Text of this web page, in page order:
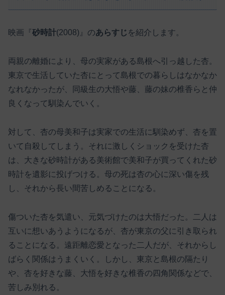
映画『砂時計(2008)』のあらすじ を紹介します。
両親の離婚により、母の実家がある島根へ引っ越した杏。
東京で生活していた杏にとって島根での暮らしはなかなか
なれなかったが、同級生の大悟や藤、藤の妹の椎香らと仲
良くなって馴染んでいく。
対して、杏の母美和子は実家での生活に馴染めず、杏を置
いて自殺してしまう。それに激しくショックを受けた杏
は、大きな砂時計がある美術館で美和子が買ってくれた砂
時計を遺影に投げつける。母の死は杏の心に深い傷を残
し、それから長い間苦しめることになる。
傷ついた杏を気遣い、元気づけたのは大悟だった。二人は
互いに想いあうようになるが、杏が東京の父に引き取られ
ることになる。遠距離恋愛となった二人だが、それからし
ばらく関係はうまくいく。しかし、東京と島根の隔たり
や、杏を好きな藤、大悟を好きな椎香の四角関係などで、
苦しみ別れる。